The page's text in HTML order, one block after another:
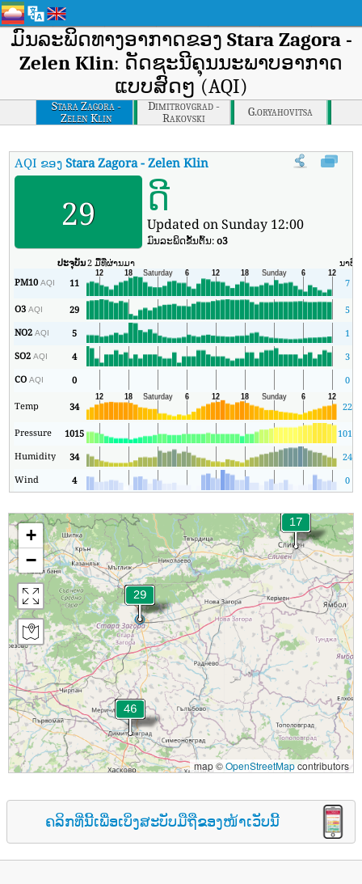
ມົນລະພິດທາງອາກາດຂອງ Stara Zagora -
Zelen Klin: ດັດຊະນີຄຸນນະພາບອາກາດ
ແບບສົດໆ (AQI)
Stara Zagora -
Zelen Klin
Dimitrovgrad -
Rakovski
G.oryahovitsa
AQI ຂອງStara Zagora - Zelen Klin ດັດຊະນີຄຸນນະພາບອາກາດຕາມເວລ
29 ດີ
Updated on Sunday 12:00
ມົນລະພິດຂັ້ນຕົ້ນ:o3
ປະຈຸບັນ2 ມື້ທີ່ຜ່ານມາ ນາທີ
PM10AQI 11 7
O3AQI 29
5
NO2AQI 5
1
SO2AQI 4
3
COAQI 0 0
Temp 34 22
Pressure 1015 1010
Humidity
34
24
Wind
4 0
+
−
map ©OpenStreetMapcontributors
ຄລິກທີ່ນີ້ເພື່ອເບິ່ງສະບັບມືຖືຂອງໜ້າເວັບນີ້